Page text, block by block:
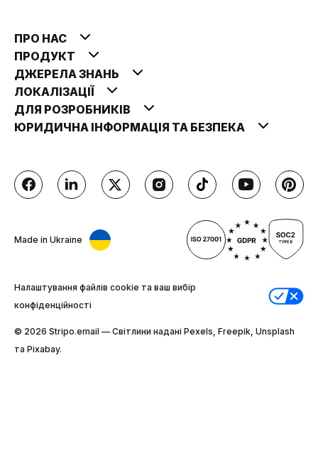
ПРО НАС
ПРОДУКТ
ДЖЕРЕЛА ЗНАНЬ
ЛОКАЛІЗАЦІЇ
ДЛЯ РОЗРОБНИКІВ
ЮРИДИЧНА ІНФОРМАЦІЯ ТА БЕЗПЕКА
Made in Ukraine
Налаштування файлів cookie та ваш вибір
конфіденційності
© 2026 Stripо.email — Світлини надані Pexels, Freepik, Unsplash
та Pixabay.